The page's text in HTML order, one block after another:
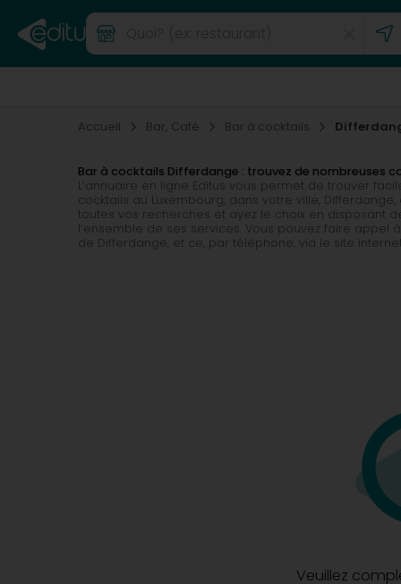
Accueil Bar, Café Bar à cocktails
Bar à cocktails Differdange : trouvez de nombreuses
L’annuaire en ligne Editus vous permet de trouver
cocktails au Luxembourg, dans votre ville,
toutes vos recherches et ayez le choix en disposant
l’ensemble de ses services. Vous pouvez faire
de Differdange, et ce, par téléphone, via le site
Veuillez